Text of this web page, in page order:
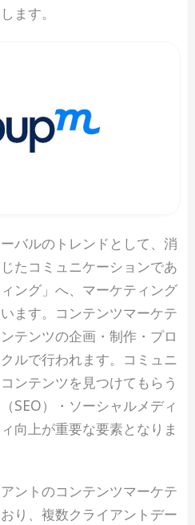
ます。
バルのトレンドとして、消
たコミュニケーションであ
ング」へ、マーケティング
ます。コンテンツマーケテ
テンツの企画・制作・プロ
ルで行われます。コミュニ
ンテンツを見つけてもらう
SEO）・ソーシャルメディ
向上が重要な要素となりま
ントのコンテンツマーケテ
り、複数クライアントデー